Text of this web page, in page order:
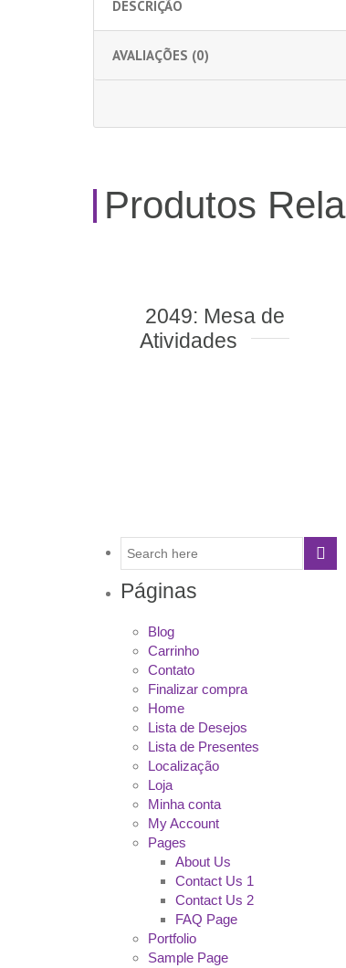
DESCRIÇÃO
AVALIAÇÕES (0)
Produtos
36370: Mesinha Pic-
Nic (6 lugares)
Páginas
Blog
Carrinho
Contato
Finalizar compra
Home
Lista de Desejos
Lista de Presentes
Localização
Loja
Minha conta
My Account
Pages
About Us
Contact Us 1
Contact Us 2
FAQ Page
Portfolio
Sample Page